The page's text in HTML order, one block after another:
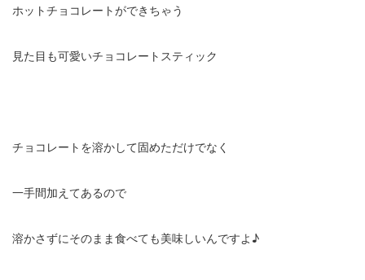
ホットチョコレートができちゃう
見た目も可愛いチョコレートスティック
チョコレートを溶かして固めただけでなく
一手間加えてあるので
溶かさずにそのまま食べても美味しいんですよ♪